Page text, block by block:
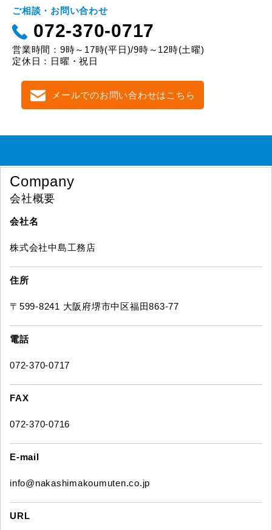
ご相談・お問い合わせ
072-370-0717
営業時間：9時～17時(平日)/9時～12時(土曜)
定休日：日曜・祝日
メールでのお問い合わせはこちら
Company
会社概要
会社名
株式会社中島工務店
住所
〒599-8241 大阪府堺市中区福田863-77
電話
072-370-0717
FAX
072-370-0716
E-mail
info@nakashimakoumuten.co.jp
URL